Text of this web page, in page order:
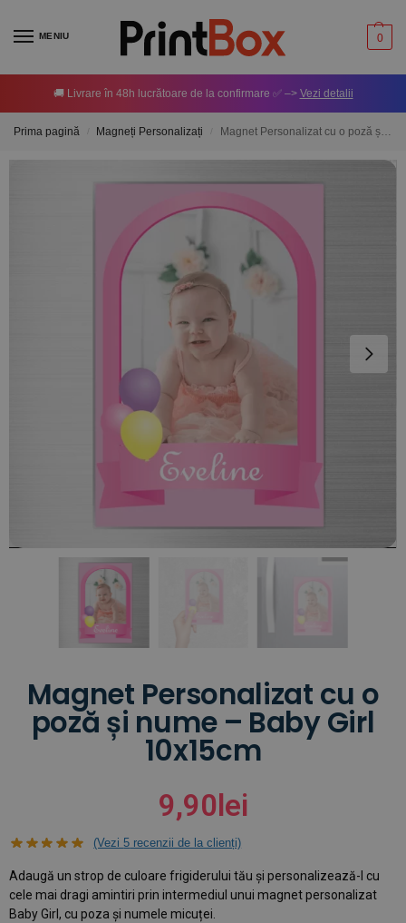
MENIU 0
🚚 Livrare în 48h lucrătoare de la confirmare ✅ –> Vezi detalii
Prima pagină Magneți Personalizați Magnet Personalizat cu o poză și nume – Baby Girl 10x15cm
Magnet Personalizat cu o
poză și nume – Baby Girl
10x15cm
9,90lei
(Vezi5 recenzii de la clienți)
Adaugă un strop de culoare frigiderului tău și personalizează-l cu
cele mai dragi amintiri prin intermediul unui magnet personalizat
Baby Girl, cu poza și numele micuței.